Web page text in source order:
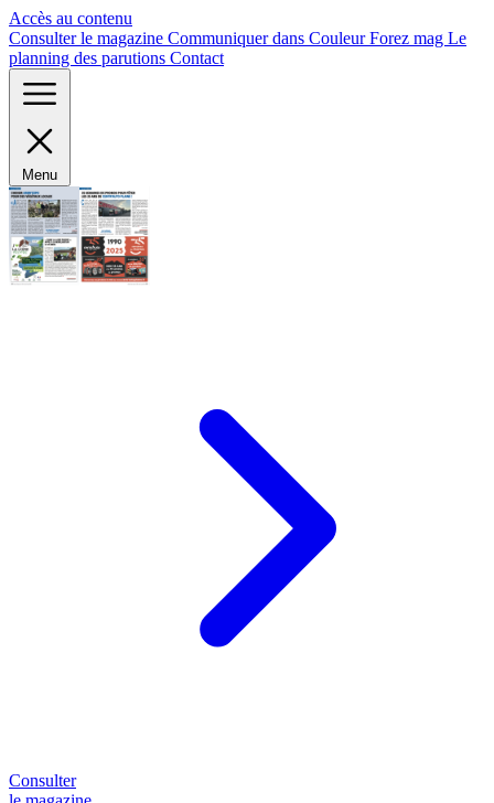
Accès au contenu
Consulter le magazine Communiquer dans Couleur Forez mag Le
planning des parutions Contact
Menu
Consulter
Panneau de gestion des cookies